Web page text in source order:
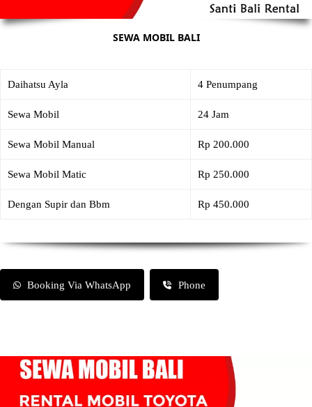
SEWA MOBIL BALI
Daihatsu Ayla 4 Penumpang
Sewa Mobil 24 Jam
Sewa Mobil Manual Rp 200.000
Sewa Mobil Matic Rp 250.000
Dengan Supir dan Bbm Rp 450.000
Booking Via WhatsApp Phone